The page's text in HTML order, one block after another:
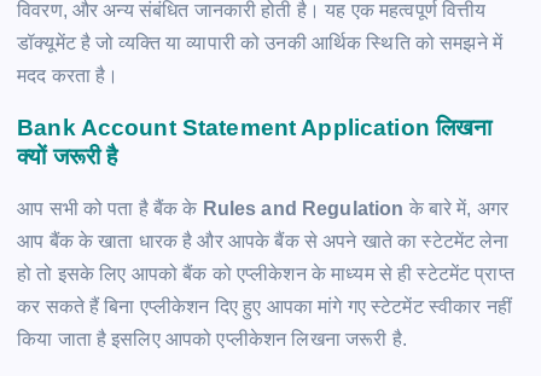
विवरण, और अन्य संबंधित जानकारी होती है। यह एक महत्वपूर्ण वित्तीय
डॉक्यूमेंट है जो व्यक्ति या व्यापारी को उनकी आर्थिक स्थिति को समझने में
मदद करता है।
Bank Account Statement Application लिखना
क्यों जरूरी है
आप सभी को पता है बैंक के Rules and Regulation के बारे में, अगर
आप बैंक के खाता धारक है और आपके बैंक से अपने खाते का स्टेटमेंट लेना
हो तो इसके लिए आपको बैंक को एप्लीकेशन के माध्यम से ही स्टेटमेंट प्राप्त
कर सकते हैं बिना एप्लीकेशन दिए हुए आपका मांगे गए स्टेटमेंट स्वीकार नहीं
किया जाता है इसलिए आपको एप्लीकेशन लिखना जरूरी है.